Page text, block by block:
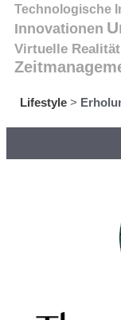
Technologische
Innovationen
Virtuelle Realität
Lifestyle >